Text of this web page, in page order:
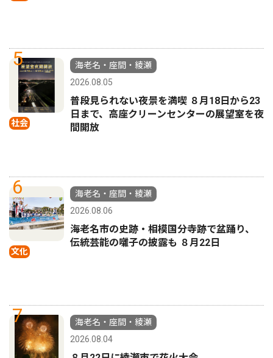
5
社会
海老名・座間・綾瀬
2026.08.05
普段見られない夜景を満喫 ８月18日から23
日まで、高座クリーンセンターの展望室を夜
間開放
6
文化
海老名・座間・綾瀬
2026.08.06
海老名市の史跡・相模国分寺跡で盆踊り、
伝統芸能の囃子の披露も ８月22日
7
海老名・座間・綾瀬
2026.08.04